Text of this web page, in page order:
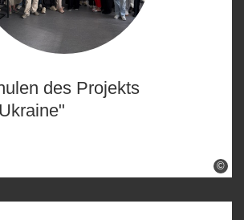
©
des Projekts